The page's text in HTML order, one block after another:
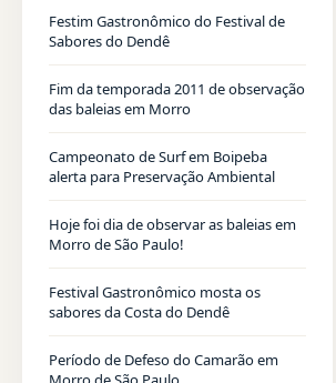
Festim Gastronômico do Festival de
Sabores do Dendê
Fim da temporada 2011 de observação
das baleias em Morro
Campeonato de Surf em Boipeba
alerta para Preservação Ambiental
Hoje foi dia de observar as baleias em
Morro de São Paulo!
Festival Gastronômico mosta os
sabores da Costa do Dendê
Período de Defeso do Camarão em